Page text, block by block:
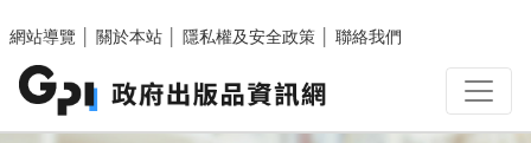
網站導覽
關於本站 隱私權及安全政策 聯絡我們